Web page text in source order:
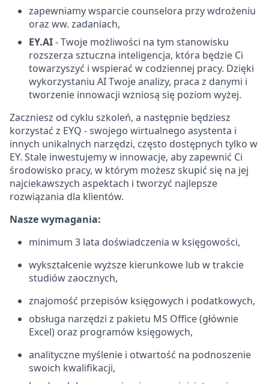
zapewniamy wsparcie counselora przy wdrożeniu
oraz ww. zadaniach,
EY.AI- Twoje możliwości na tym stanowisku
rozszerza sztuczna inteligencja, która będzie Ci
towarzyszyć i wspierać w codziennej pracy. Dzięki
wykorzystaniu AI Twoje analizy, praca z danymi i
tworzenie innowacji wzniosą się poziom wyżej.
Zaczniesz od cyklu szkoleń, a następnie będziesz
korzystać z EYQ - swojego wirtualnego asystenta i
innych unikalnych narzędzi, często dostępnych tylko w
EY. Stale inwestujemy w innowacje, aby zapewnić Ci
środowisko pracy, w którym możesz skupić się na jej
najciekawszych aspektach i tworzyć najlepsze
rozwiązania dla klientów.
Nasze wymagania:
minimum 3 lata doświadczenia w księgowości,
wykształcenie wyższe kierunkowe lub w trakcie
studiów zaocznych,
znajomość przepisów księgowych i podatkowych,
obsługa narzędzi z pakietu MS Office (głównie
Excel) oraz programów księgowych,
analityczne myślenie i otwartość na podnoszenie
swoich kwalifikacji,